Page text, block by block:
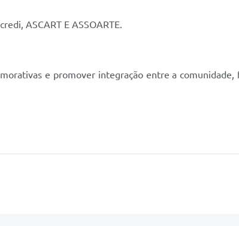
ASCART E ASSOARTE.
e promover integração entre a